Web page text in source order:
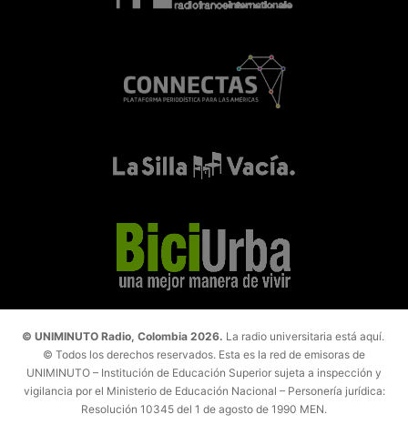
© UNIMINUTO Radio, Colombia 2026. La radio universitaria está aquí.
© Todos los derechos reservados. Esta es la red de emisoras de
UNIMINUTO – Institución de Educación Superior sujeta a inspección y
vigilancia por el Ministerio de Educación Nacional – Personería jurídica:
Resolución 10345 del 1 de agosto de 1990 MEN.